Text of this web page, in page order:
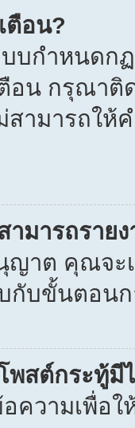
ตือน?
บกำหนดก
อน กรุณา
สามารถใ
ามารถรา
าต คุณจะเ
บขั้นตอนก
สต์กระทู้มี
วามเพื่อใ